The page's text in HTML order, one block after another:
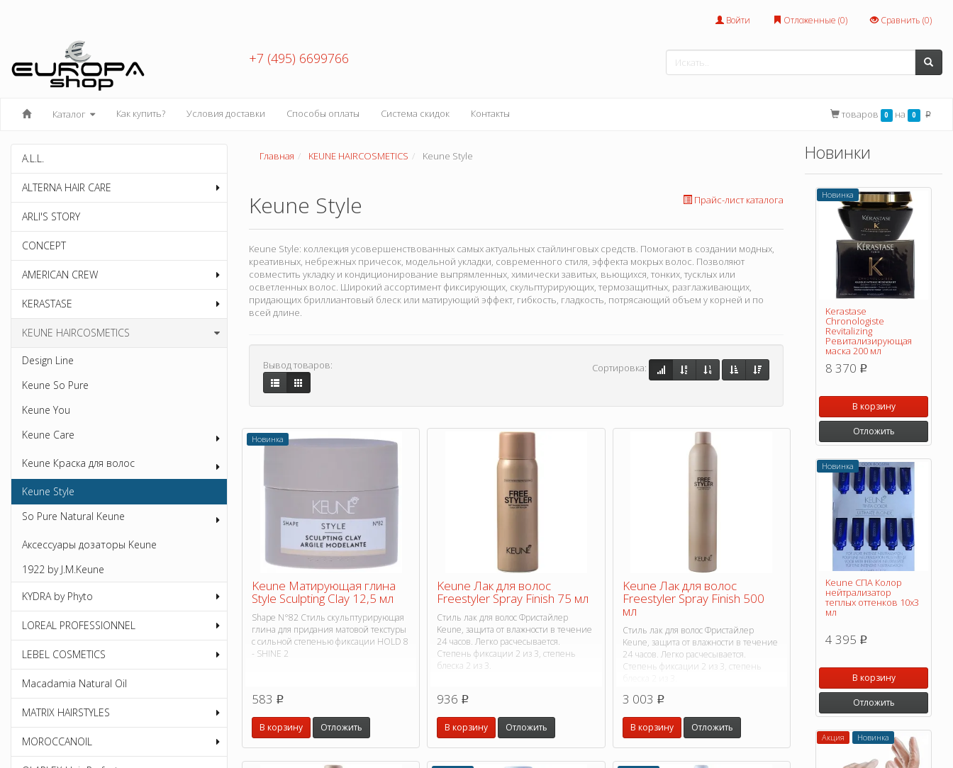
Войти Отложенные (0) Сравнить (0)
+7 (495) 6699766
Каталог Как купить? Условия доставки Способы оплаты Система скидок Контакты товаров 0 на 0 p
A.L.L.
ALTERNA HAIR CARE
ARLI'S STORY
CONCEPT
AMERICAN CREW
KERASTASE
KEUNE HAIRCOSMETICS
Design Line
Keune So Pure
Keune You
Keune Care
Keune Краска для волос
Keune Style
So Pure Natural Keune
Аксессуары дозаторы Keune
1922 by J.M.Keune
KYDRA by Phyto
LOREAL PROFESSIONNEL
LEBEL COSMETICS
Macadamia Natural Oil
MATRIX HAIRSTYLES
MOROCCANOIL
Главная KEUNE HAIRCOSMETICS Keune Style
Прайс-лист каталога
Keune Style
Keune Style: коллекция усовершенствованных самых актуальных стайлинговых средств. Помогают в создании модных,
креативных, небрежных причесок, модельной укладки, современного стиля, эффекта мокрых волос. Позволяют
совместить укладку и кондиционирование выпрямленных, химически завитых, вьющихся, тонких, тусклых или
осветленных волос. Широкий ассортимент фиксирующих, скульптурирующих, термозащитных, разглаживающих,
придающих бриллиантовый блеск или матирующий эффект, гибкость, гладкость, потрясающий объем у корней и по
всей длине.
Вывод товаров: Сортировка:
Новинка
Keune Матирующая глина
Style Sculpting Clay 12,5 мл
Shape N°82 Стиль скульптурирующая
глина для придания матовой текстуры
с сильной степенью фиксации HOLD 8
- SHINE 2
583 p
В корзину Отложить
Keune Лак для волос
Freestyler Spray Finish 75 мл
Стиль лак для волос Фристайлер
Keune, защита от влажности в течение
24 часов. Легко расчесывается.
Степень фиксации 2 из 3, степень
блеска 2 из 3.
936 p
В корзину Отложить
Keune Лак для волос
Freestyler Spray Finish 500
мл
Стиль лак для волос Фристайлер
Keune, защита от влажности в течение
24 часов. Легко расчесывается.
Степень фиксации 2 из 3, степень
3 003 p
В корзину Отложить
Новинки
Новинка
Kerastase
Chronologiste
Revitalizing
Ревитализирующая
маска 200 мл
8 370 p
В корзину
Отложить
Новинка
Keune СПА Колор
нейтрализатор
теплых оттенков 10х3
мл
4 395 p
В корзину
Отложить
Акция Новинка